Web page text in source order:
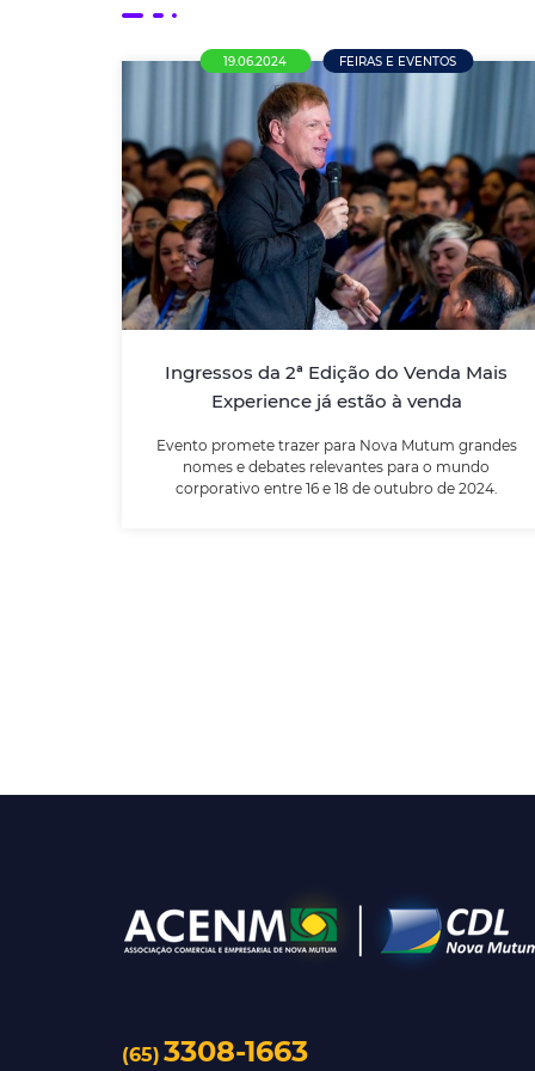
19.06.2024 FEIRAS E EVENTOS
Ingressos da 2ª Edição do Venda Mais
Experience já estão à venda
Evento promete trazer para Nova Mutum grandes
nomes e debates relevantes para o mundo
corporativo entre 16 e 18 de outubro de 2024.
Ingressos da 2ª Edição do Venda
Mais Experience já estão à venda
Evento promete trazer para Nova Mutum
grandes nomes e debates relevantes para o
mundo corporativo entre 16 e 18 de outubro
(65) 3308-1663